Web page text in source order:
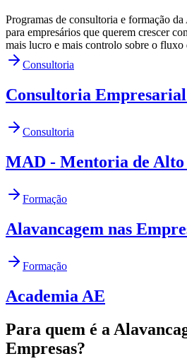
Programas de consultoria e formação
para empresários que querem crescer
mais lucro e mais controlo sobre o fluxo
Consultoria
Consultoria
Consultoria
MAD - Mentoria de Alto
Formação
Alavancagem nas
Formação
Academia AE
Para quem é a
Empresas?